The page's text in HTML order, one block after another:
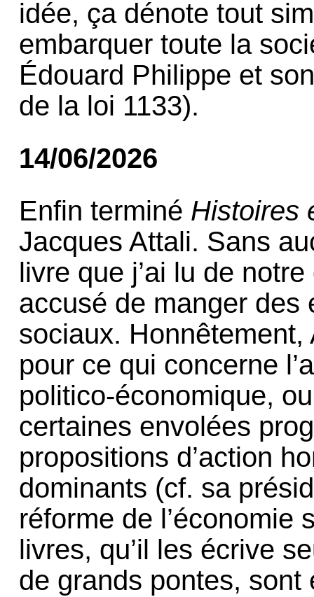
idée, ça dénote tout
embarquer toute la
Édouard Philippe et
de la loi 1133).
14/06/2026
Enfin terminé Histoires
Jacques Attali. Sans
livre que j’ai lu de
accusé de manger des
sociaux.
pour ce qui concerne
politico-économique,
certaines envolées
propositions d’action
dominants (cf. sa
réforme de l’économie
livres, qu’il les écrive
de grands pontes, sont